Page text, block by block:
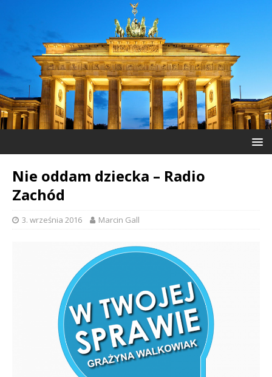
Nie oddam dziecka – Radio
Zachód
3. września 2016 Marcin Gall